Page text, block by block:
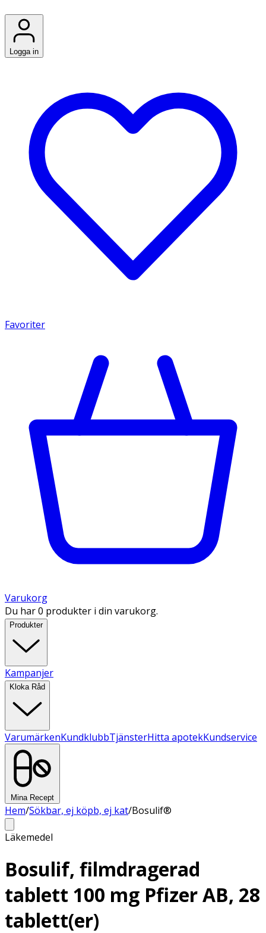
Logga in
Favoriter
Varukorg
Du har 0 produkter i din varukorg.
Produkter
Kampanjer
Kloka Råd
VarumärkenKundklubbTjänsterHitta apotekKundservice
Mina Recept
Hem/Sökbar, ej köpb, ej kat/Bosulif®
Läkemedel
Bosulif, filmdragerad
tablett 100 mg Pfizer AB, 28
tablett(er)